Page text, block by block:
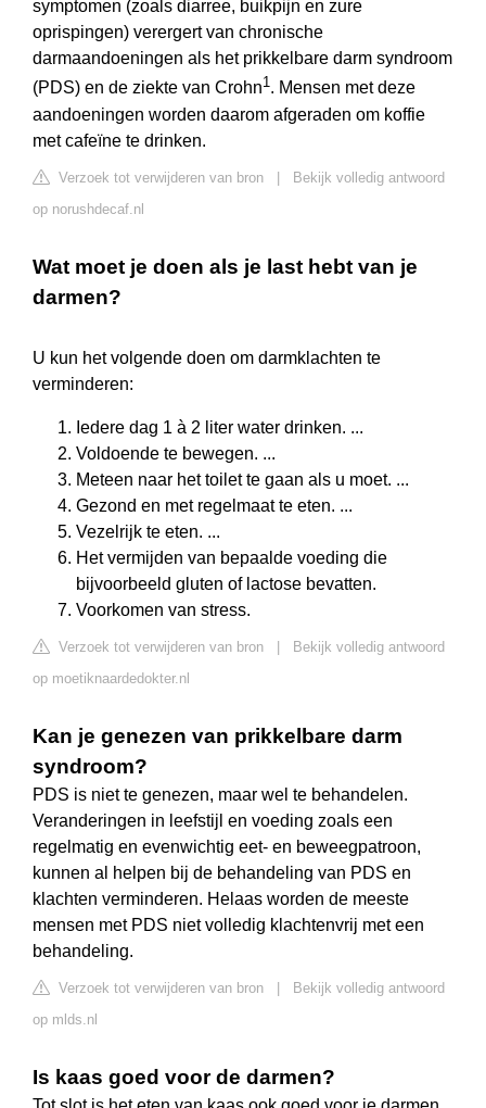
symptomen (zoals diarree, buikpijn en zure
oprispingen) verergert van chronische
darmaandoeningen als het prikkelbare darm syndroom
(PDS) en de ziekte van Crohn1. Mensen met deze
aandoeningen worden daarom afgeraden om koffie
met cafeïne te drinken.
Verzoek tot verwijderen van bron | Bekijk volledig antwoord
op norushdecaf.nl
Wat moet je doen als je last hebt van je
darmen?
U kun het volgende doen om darmklachten te
verminderen:
Iedere dag 1 à 2 liter water drinken. ...
Voldoende te bewegen. ...
Meteen naar het toilet te gaan als u moet. ...
Gezond en met regelmaat te eten. ...
Vezelrijk te eten. ...
Het vermijden van bepaalde voeding die
bijvoorbeeld gluten of lactose bevatten.
Voorkomen van stress.
Verzoek tot verwijderen van bron | Bekijk volledig antwoord
op moetiknaardedokter.nl
Kan je genezen van prikkelbare darm
syndroom?
PDS is niet te genezen, maar wel te behandelen.
Veranderingen in leefstijl en voeding zoals een
regelmatig en evenwichtig eet- en beweegpatroon,
kunnen al helpen bij de behandeling van PDS en
klachten verminderen. Helaas worden de meeste
mensen met PDS niet volledig klachtenvrij met een
behandeling.
Verzoek tot verwijderen van bron | Bekijk volledig antwoord
op mlds.nl
Is kaas goed voor de darmen?